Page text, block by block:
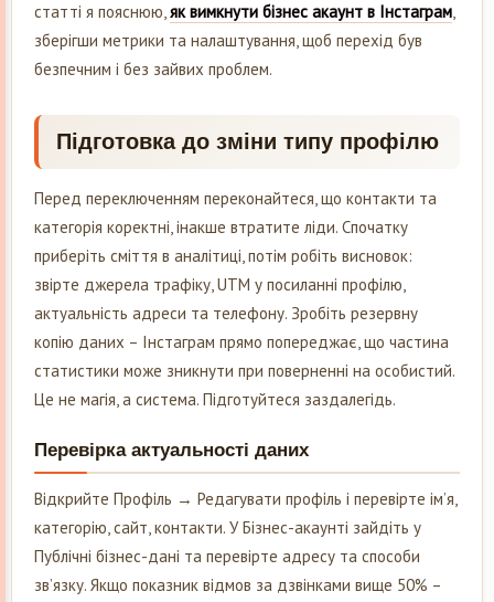
статті я пояснюю,як вимкнути бізнес акаунт в Інстаграм,
зберігши метрики та налаштування, щоб перехід був
безпечним і без зайвих проблем.
Підготовка до зміни типу профілю
Перед переключенням переконайтеся, що контакти та
категорія коректні, інакше втратите ліди. Спочатку
приберіть сміття в аналітиці, потім робіть висновок:
звірте джерела трафіку, UTM у посиланні профілю,
актуальність адреси та телефону. Зробіть резервну
копію даних – Інстаграм прямо попереджає, що частина
статистики може зникнути при поверненні на особистий.
Це не магія, а система. Підготуйтеся заздалегідь.
Перевірка актуальності даних
Відкрийте Профіль → Редагувати профіль і перевірте ім’я,
категорію, сайт, контакти. У Бізнес-акаунті зайдіть у
Публічні бізнес-дані та перевірте адресу та способи
зв’язку. Якщо показник відмов за дзвінками вище 50% –